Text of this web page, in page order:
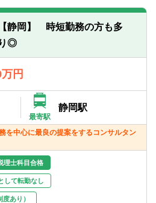
い環境づくり
ます。
時間平均28時間（※全社平均）
務制度充実
務の方多数
育休実績あり
サル
継に関するコンサルティング、国際
務申告書等作成
ックス税理士法人について】
京・名古屋・大阪・静岡・仙台に拠
つ総勢約90名のカンパニーです。
アント向けに税務相談、税務申告書
業承継、相続対策、国際税務等の
静岡】 時短勤務の方も多
◎
円
最寄駅
静岡駅
を中心に最良の提案をするコンサルタン
理士科目合格
して転勤なし
あり）